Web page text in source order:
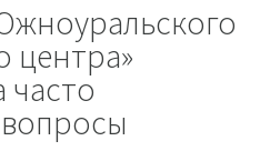
центра»
часто